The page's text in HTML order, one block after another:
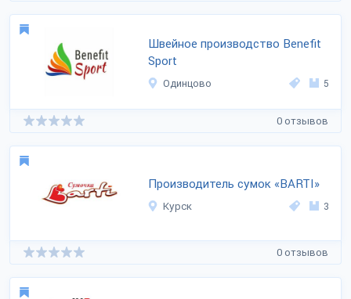
Швейное производство Benefit
Sport
Одинцово 5
0 отзывов
Производитель сумок «BARTI»
Курск 3
0 отзывов